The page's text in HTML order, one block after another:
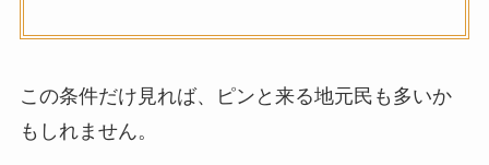
この条件だけ見れば、ピンと来る地元民も多いか
もしれません。